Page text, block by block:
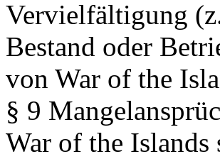
Vervielfältigung
Bestand oder
von War of the
§ 9
War of the